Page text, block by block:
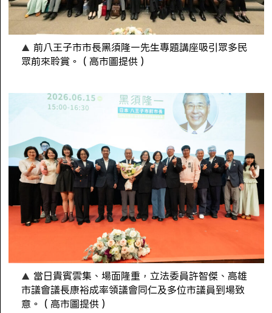
前八王子市市長黑須隆一先生專題講座吸引眾多民
眾前來聆賞。（高市圖提供）
當日貴賓雲集、場面隆重，立法委員許智傑、高雄
市議會議長康裕成率領議會同仁及多位市議員到場致
意。（高市圖提供）